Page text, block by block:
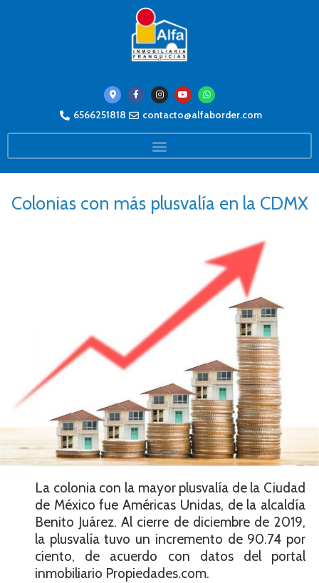
6566251818 contacto@alfaborder.com
Colonias con más plusvalía en la CDMX
La colonia con la mayor plusvalía de la Ciudad
de México fue Américas Unidas, de la alcaldía
Benito Juárez. Al cierre de diciembre de 2019,
la plusvalía tuvo un incremento de 90.74 por
ciento, de acuerdo con datos del portal
inmobiliario Propiedades.com.